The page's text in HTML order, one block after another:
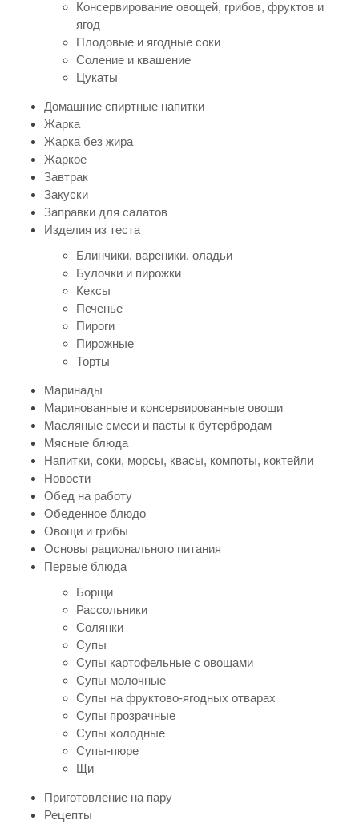
Консервирование овощей, грибов, фруктов и
ягод
Плодовые и ягодные соки
Соление и квашение
Цукаты
Домашние спиртные напитки
Жарка
Жарка без жира
Жаркое
Завтрак
Закуски
Заправки для салатов
Изделия из теста
Блинчики, вареники, оладьи
Булочки и пирожки
Кексы
Печенье
Пироги
Пирожные
Торты
Маринады
Маринованные и консервированные овощи
Масляные смеси и пасты к бутербродам
Мясные блюда
Напитки, соки, морсы, квасы, компоты, коктейли
Новости
Обед на работу
Обеденное блюдо
Овощи и грибы
Основы рационального питания
Первые блюда
Борщи
Рассольники
Солянки
Супы
Супы картофельные с овощами
Супы молочные
Супы на фруктово-ягодных отварах
Супы прозрачные
Супы холодные
Супы-пюре
Щи
Приготовление на пару
Рецепты